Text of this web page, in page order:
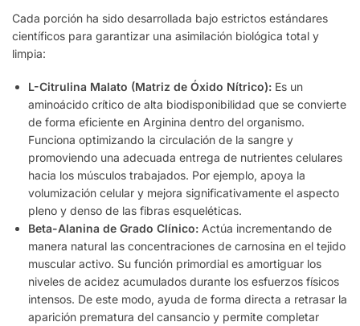
Cada porción ha sido desarrollada bajo estrictos estándares
científicos para garantizar una asimilación biológica total y
limpia:
L-Citrulina Malato (Matriz de Óxido Nítrico): Es un
aminoácido crítico de alta biodisponibilidad que se convierte
de forma eficiente en Arginina dentro del organismo.
Funciona optimizando la circulación de la sangre y
promoviendo una adecuada entrega de nutrientes celulares
hacia los músculos trabajados. Por ejemplo, apoya la
volumización celular y mejora significativamente el aspecto
pleno y denso de las fibras esqueléticas.
Beta-Alanina de Grado Clínico: Actúa incrementando de
manera natural las concentraciones de carnosina en el tejido
muscular activo. Su función primordial es amortiguar los
niveles de acidez acumulados durante los esfuerzos físicos
intensos. De este modo, ayuda de forma directa a retrasar la
aparición prematura del cansancio y permite completar